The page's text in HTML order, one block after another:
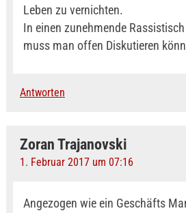
Leben zu vernichten.
In einen zunehmende
muss man offen Diskutieren
Antworten
Zoran Trajanovski
1. Februar 2017 um 07:16
Angezogen wie ein Geschäfts